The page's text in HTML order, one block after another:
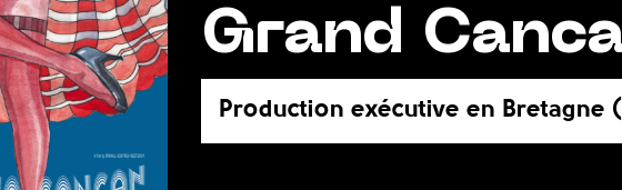
Grand
Production exécutive en Bretagne